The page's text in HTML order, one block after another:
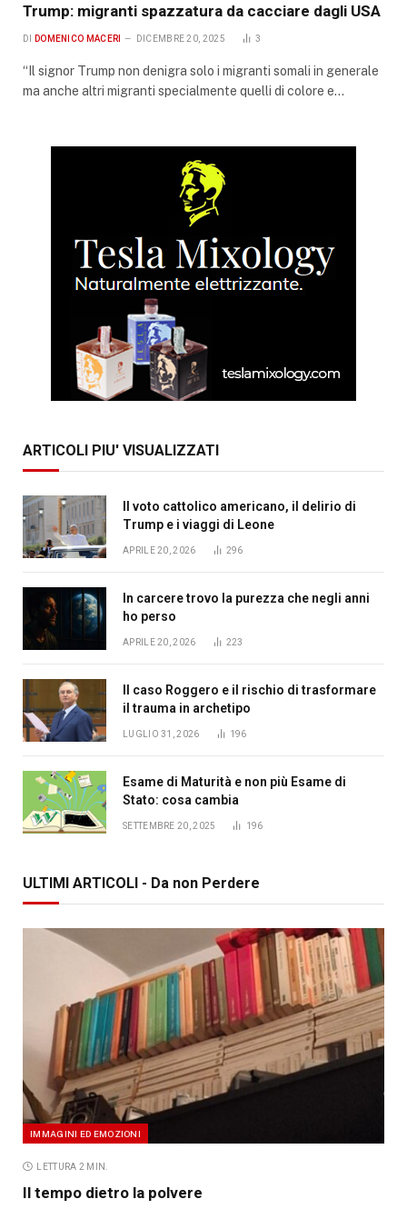
Trump: migranti spazzatura da cacciare dagli USA
DI DOMENICO MACERI DICEMBRE 20, 2025 3
“Il signor Trump non denigra solo i migranti somali in generale
ma anche altri migranti specialmente quelli di colore e…
ARTICOLI PIU' VISUALIZZATI
Il voto cattolico americano, il delirio di
Trump e i viaggi di Leone
APRILE 20, 2026 296
In carcere trovo la purezza che negli anni
ho perso
APRILE 20, 2026 223
Il caso Roggero e il rischio di trasformare
il trauma in archetipo
LUGLIO 31, 2026 196
Esame di Maturità e non più Esame di
Stato: cosa cambia
SETTEMBRE 20, 2025 196
ULTIMI ARTICOLI - Da non Perdere
IMMAGINI ED EMOZIONI
LETTURA 2 MIN.
Il tempo dietro la polvere